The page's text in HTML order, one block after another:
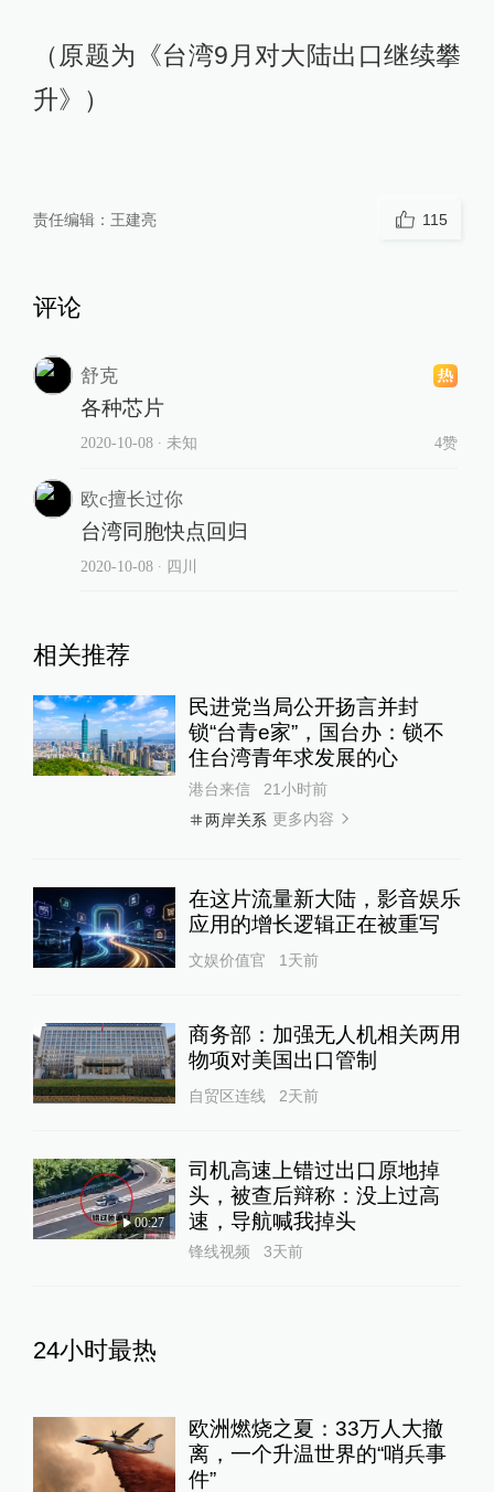
（原题为《台湾9月对大陆出口继续攀
升》）
责任编辑： 王建亮 115
评论
舒克
各种芯片
2020-10-08∙ 未知 4赞
欧c擅长过你
台湾同胞快点回归
2020-10-08∙ 四川
相关推荐
民进党当局公开扬言并封
锁“台青e家”，国台办：锁不
住台湾青年求发展的心
港台来信
21小时前
两岸关系 更多内容
在这片流量新大陆，影音娱乐
应用的增长逻辑正在被重写
文娱价值官 1天前
商务部：加强无人机相关两用
物项对美国出口管制
自贸区连线 2天前
00:27
司机高速上错过出口原地掉
头，被查后辩称：没上过高
速，导航喊我掉头
锋线视频 3天前
24小时最热
欧洲燃烧之夏：33万人大撤
离，一个升温世界的“哨兵事
件”